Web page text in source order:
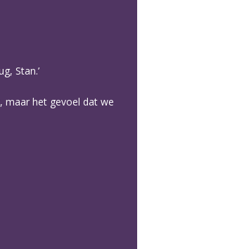
Stan.’
maar het gevoel dat we